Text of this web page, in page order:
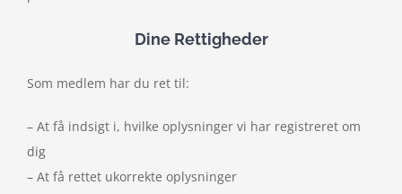
Dine Rettigheder
Som medlem har du ret til:
– At få indsigt i, hvilke oplysninger vi har registreret om
dig
– At få rettet ukorrekte oplysninger